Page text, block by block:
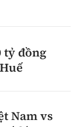
tỷ đồng
Nam vs